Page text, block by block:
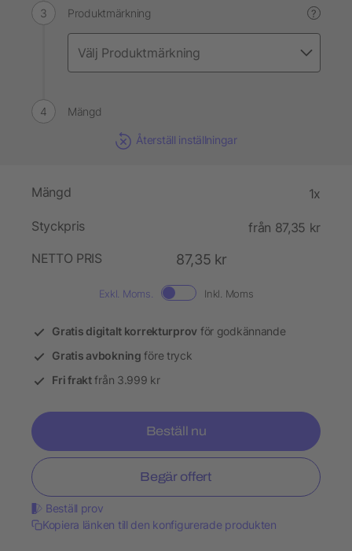
Produktmärkning ?
Mängd
Återställ inställningar
Mängd 1x
Styckpris
från 87,35 kr
NETTO PRIS
87,35 kr
Exkl. Moms. Inkl. Moms
Gratis digitalt korrekturprov för godkännande
Gratis avbokning före tryck
Fri fraktfrån 3.999 kr
Beställ nu
Begär offert
Beställ prov
Kopiera länken till den konfigurerade produkten